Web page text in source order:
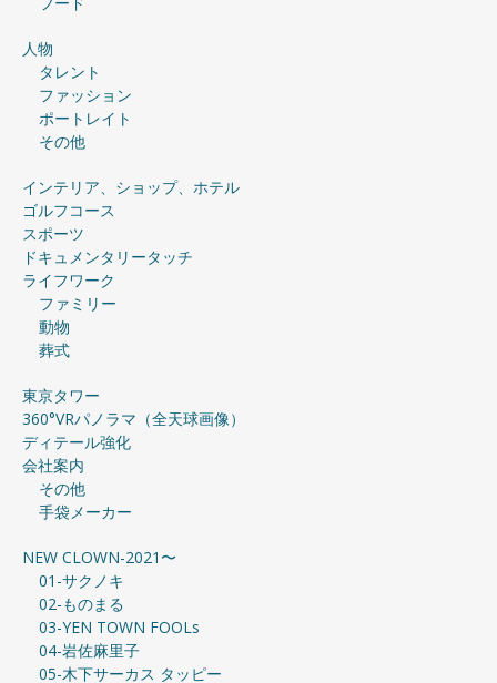
人物
タレント
ファッション
ポートレイト
その他
インテリア、ショップ、ホテル
ゴルフコース
スポーツ
ドキュメンタリータッチ
ライフワーク
ファミリー
動物
葬式
東京タワー
360°VRパノラマ（全天球画像）
ディテール強化
会社案内
その他
手袋メーカー
NEW CLOWN-2021〜
01-サクノキ
02-ものまる
03-YEN TOWN FOOLs
04-岩佐麻里子
05-木下サーカス タッピー